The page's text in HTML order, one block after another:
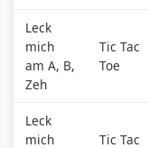
Leck
mich
am A, B,
Zeh
Tic Tac
Toe
Leck
mich
Tic Tac